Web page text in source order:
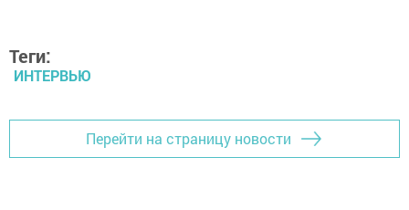
Теги:
ИНТЕРВЬЮ
Перейти на страницу новости